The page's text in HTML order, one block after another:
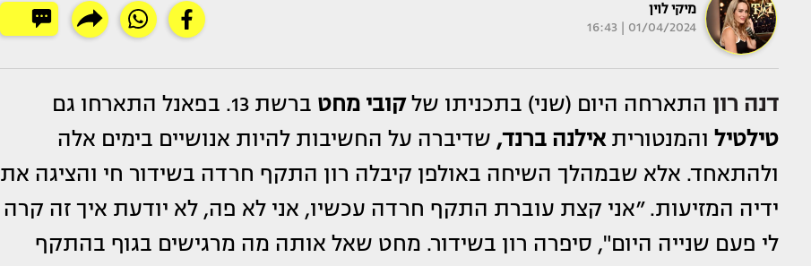
מיקי לוין
01/04/2024 | 16:43
דנה רון התארחה היום (שני) בתכניתו שלקובי מחט ברשת 13. בפאנל התארחו גם
טילטיל והמנטורית אילנה ברנד, שדיברה על החשיבות להיות אנושיים בימים אלה
ולהתאחד. אלא שבמהלך השיחה באולפן קיבלה רון התקף חרדה בשידור חי והציגה את
ידיה המזיעות. ״אני קצת עוברת התקף חרדה עכשיו, אני לא פה, לא יודעת איך זה קרה
לי פעם שנייה היום", סיפרה רון בשידור. מחט שאל אותה מה מרגישים בגוף בהתקף